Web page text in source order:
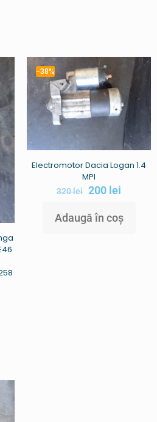
-38%
Electromotor Dacia Logan 1.4
MPI
320lei 200 lei
Adaugă în coș